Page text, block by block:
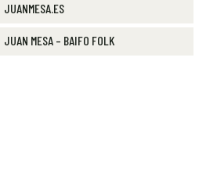
JUANMESA.ES
JUAN MESA – BAIFO FOLK